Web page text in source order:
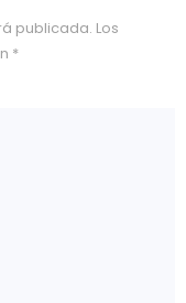
publicada. Los
*